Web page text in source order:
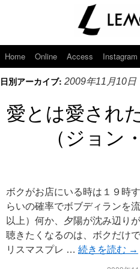
Home Online Access Instagram
日別アーカイブ: 2009年11月10日
愛とは愛され
（ジョン
ボクがお店にいる時は１９時
らいの確率でボブディランを
以上）何か、夕陽が沈み辺り
聴きたくなるのは、ボクだけ
リスマスプレ … 続きを読む →